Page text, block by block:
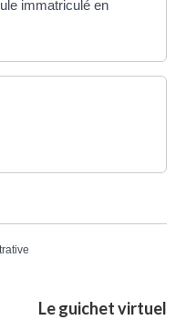
immatriculé en
Le guichet virtuel